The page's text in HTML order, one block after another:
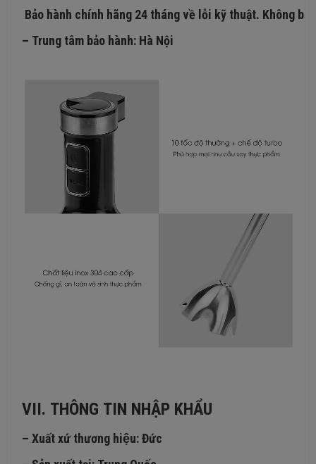
Bảo hành chính hãng 24 tháng về lỗi kỹ thuật. Không
– Trung tâm bảo hành: Hà Nội
VII. THÔNG TIN NHẬP KHẨU
– Xuất xứ thương hiệu: Đức